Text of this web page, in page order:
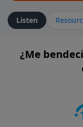
Listen
¿Me